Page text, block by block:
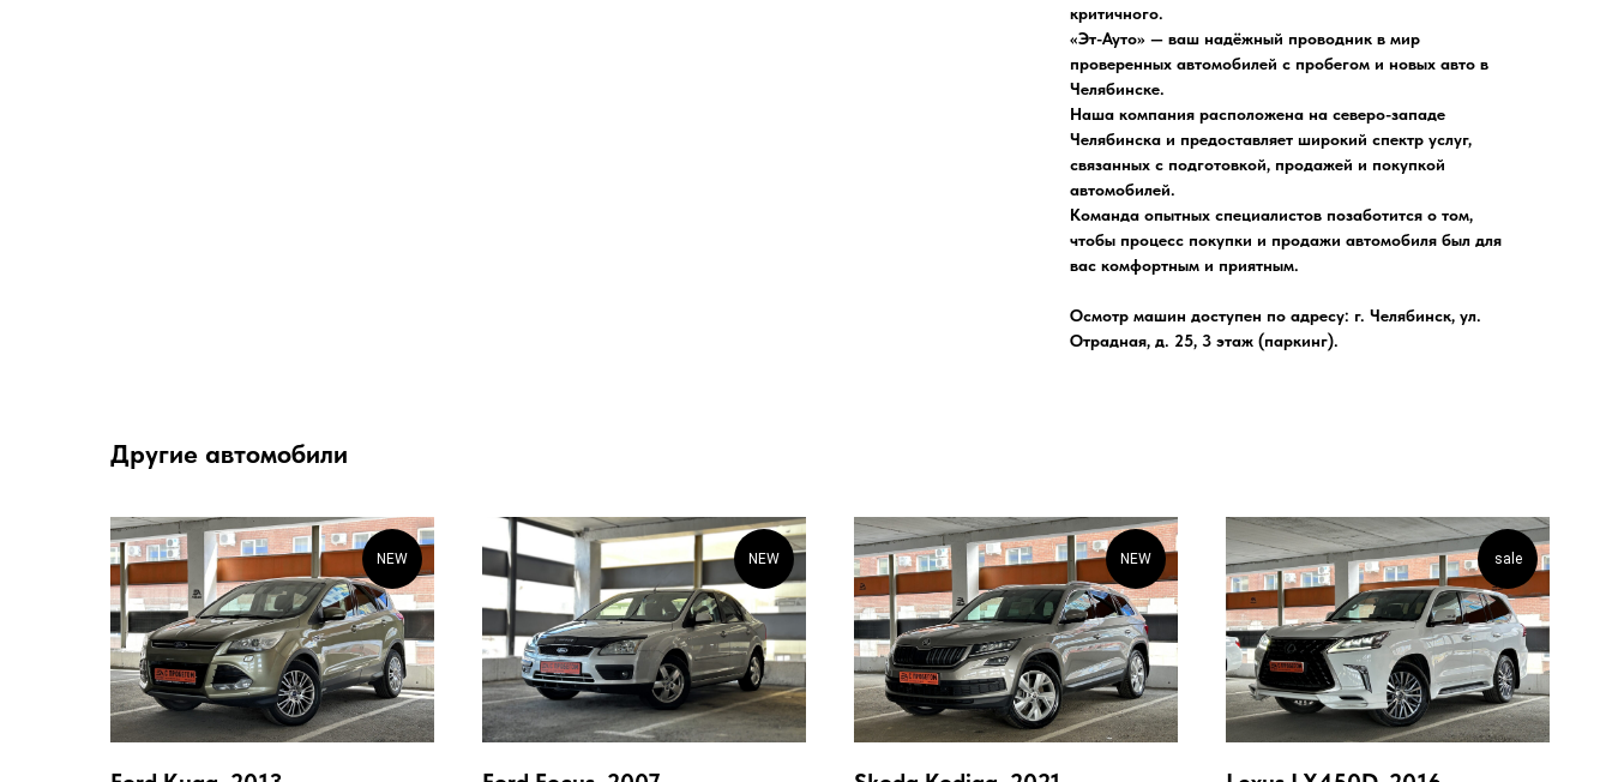
критичного.
«Эт-Ауто» — ваш надёжный проводник в мир
проверенных автомобилей с пробегом и новых авто в
Челябинске.
Наша компания расположена на северо-западе
Челябинска и предоставляет широкий спектр услуг,
связанных с подготовкой, продажей и покупкой
автомобилей.
Команда опытных специалистов позаботится о том,
чтобы процесс покупки и продажи автомобиля был для
вас комфортным и приятным.
Осмотр машин доступен по адресу: г. Челябинск, ул.
Отрадная, д. 25, 3 этаж (паркинг).
Другие автомобили
NEW NEW NEW sale